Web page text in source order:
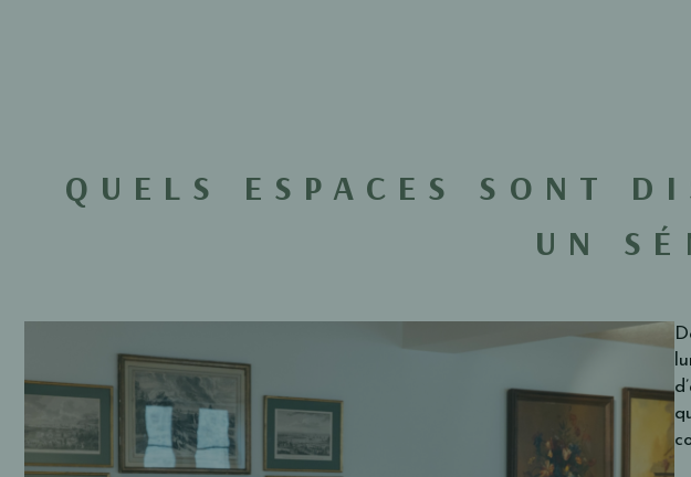
QUELS ESPACES SONT
UN